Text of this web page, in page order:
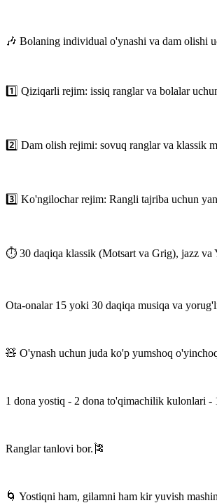
🎶 Bolaning individual o'ynashi va dam olishi
1️⃣ Qiziqarli rejim: issiq ranglar va bolalar
2️⃣ Dam olish rejimi: sovuq ranglar va klassik
3️⃣ Ko'ngilochar rejim: Rangli tajriba uchun
⏱ 30 daqiqa klassik (Motsart va Grig), jazz va
Ota-onalar 15 yoki 30 daqiqa musiqa va
🧸 O'ynash uchun juda ko'p yumshoq
1 dona yostiq - 2 dona to'qimachilik kulonlari
Ranglar tanlovi bor.🎏
🌀 Yostiqni ham, gilamni ham kir yuvish